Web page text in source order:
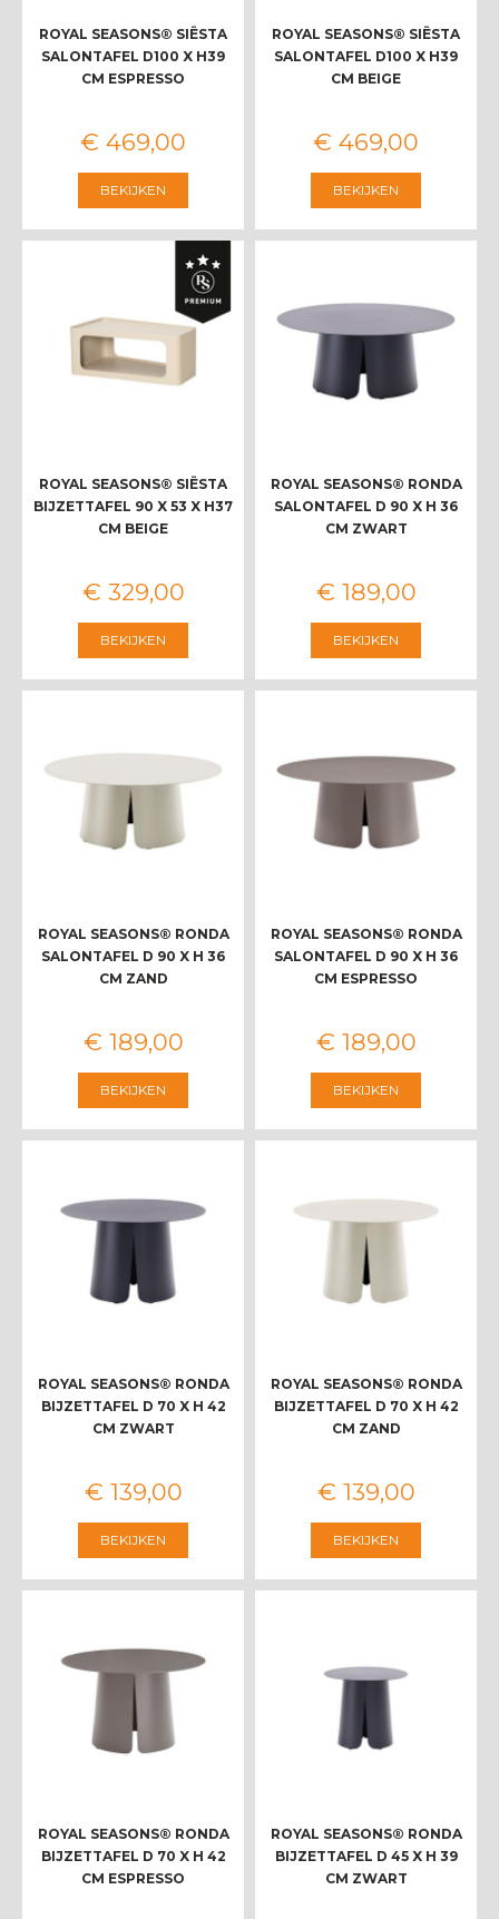
ROYAL SEASONS® SIËSTA
SALONTAFEL D100 X H39
CM ESPRESSO
€ 469,00
BEKIJKEN
ROYAL SEASONS® SIËSTA
SALONTAFEL D100 X H39
CM BEIGE
€ 469,00
BEKIJKEN
ROYAL SEASONS® SIËSTA
BIJZETTAFEL 90 X 53 X H37
CM BEIGE
€ 329,00
BEKIJKEN
ROYAL SEASONS® RONDA
SALONTAFEL D 90 X H 36
CM ZWART
€ 189,00
BEKIJKEN
ROYAL SEASONS® RONDA
SALONTAFEL D 90 X H 36
CM ZAND
€ 189,00
BEKIJKEN
ROYAL SEASONS® RONDA
SALONTAFEL D 90 X H 36
CM ESPRESSO
€ 189,00
BEKIJKEN
ROYAL SEASONS® RONDA
BIJZETTAFEL D 70 X H 42
CM ZWART
€ 139,00
BEKIJKEN
ROYAL SEASONS® RONDA
BIJZETTAFEL D 70 X H 42
CM ZAND
€ 139,00
BEKIJKEN
ROYAL SEASONS® RONDA
BIJZETTAFEL D 70 X H 42
CM ESPRESSO
ROYAL SEASONS® RONDA
BIJZETTAFEL D 45 X H 39
CM ZWART